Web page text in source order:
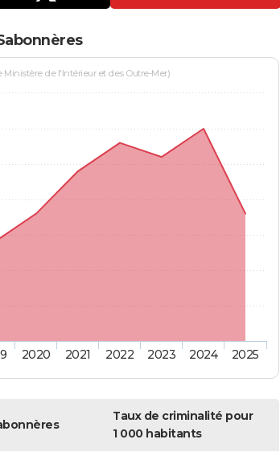
de l'Intérieur et des Outre-Mer)
2020 2021 2022 2023 2024 2025
Taux de criminalité pour
1 000 habitants